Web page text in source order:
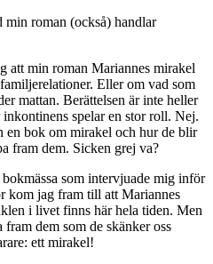
roman (också) handlar
att min roman Mariannes mirakel
Eller om vad som
mattan. Berättelsen är inte heller
spelar en stor roll. Nej.
en bok om mirakel och hur de blir
fram dem. Sicken grej va?
som intervjuade mig inför
kom jag fram till att Mariannes
i livet finns här hela tiden. Men
dem som de skänker oss
ett mirakel!